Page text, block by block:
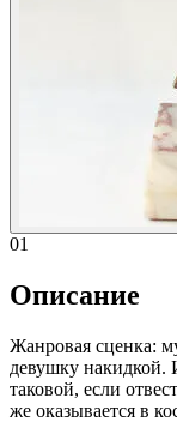
01
Описание
Жанровая сценка:
девушку накидкой.
таковой, если
же оказывается в